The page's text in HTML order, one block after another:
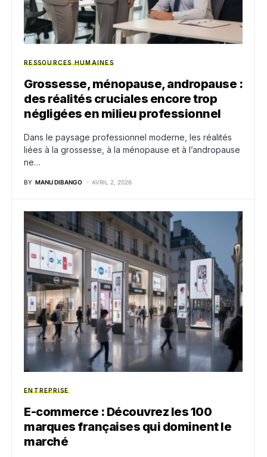
RESSOURCES HUMAINES
Grossesse, ménopause, andropause :
des réalités cruciales encore trop
négligées en milieu professionnel
Dans le paysage professionnel moderne, les réalités
liées à la grossesse, à la ménopause et à l’andropause
ne…
BY MANU DIBANGO AVRIL 2, 2026
ENTREPRISE
E-commerce : Découvrez les 100
marques françaises qui dominent le
marché